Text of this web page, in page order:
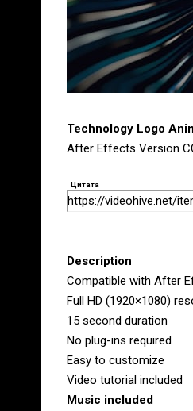
Technology Logo
After Effects Version
Цитата
https://videohive.net/
Description
Compatible with After
Full HD (1920×1080)
15 second duration
No plug-ins required
Easy to customize
Video tutorial included
Music included